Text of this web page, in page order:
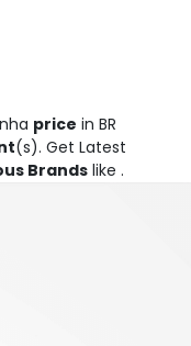
price in BR
(s). Get Latest
Brands like .